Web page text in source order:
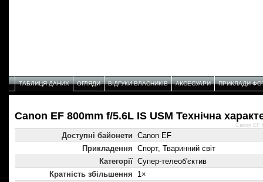
ТАБЛИЦЯ ДАНИХ ОГЛЯДИ ВІДГУКИ ВЛАСНИКІВ АКСЕСУАРИ ПРИКЛАДИ
Canon EF 800mm f/5.6L IS USM Технічнa
Доступні байонети Canon EF
Прикладення Спорт, Тваринний світ
Категорії Супер-телеоб'єктив
Кратність збільшення
1×
Canon EF